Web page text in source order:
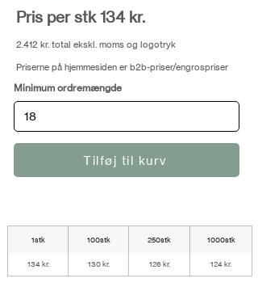
Pris per stk 134 kr.
2.412 kr. total ekskl. moms og logotryk
Priserne på hjemmesiden er b2b-priser/engrospriser
Minimum ordremængde
Tilføj til kurv
1stk 100stk 250stk 1000stk
134 kr. 130 kr. 126 kr. 124 kr.